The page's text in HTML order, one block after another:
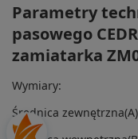
Parametry
pasowego
zamiatarka
Wymiary:
Średnica